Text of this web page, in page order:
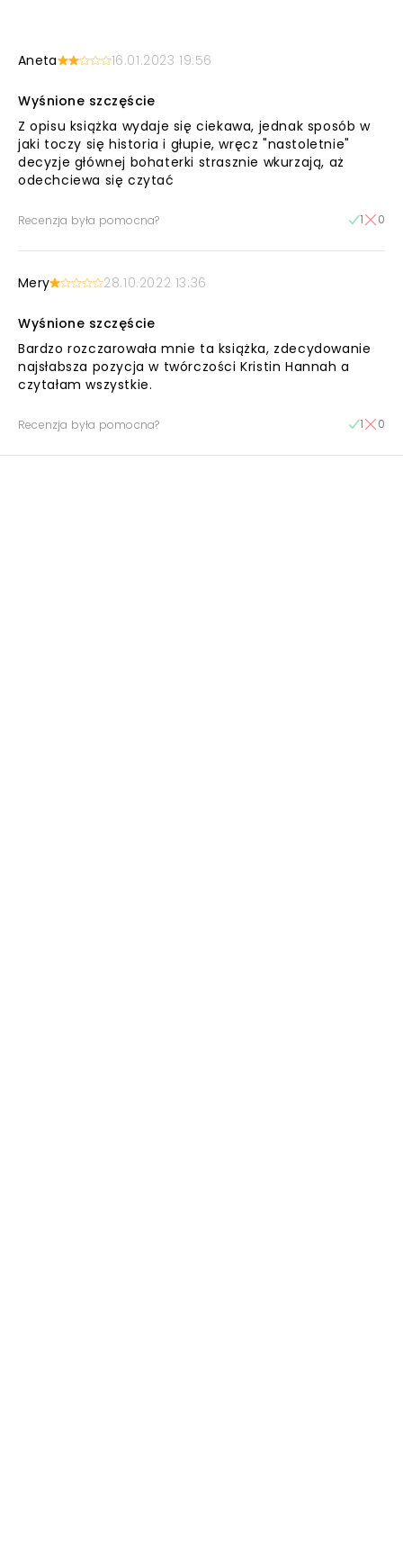
Aneta 16.01.2023 19:56
Wyśnione szczęście
Z opisu książka wydaje się ciekawa, jednak sposób w
jaki toczy się historia i głupie, wręcz "nastoletnie"
decyzje głównej bohaterki strasznie wkurzają, aż
odechciewa się czytać
Recenzja była pomocna? 1 0
Mery 28.10.2022 13:36
Wyśnione szczęście
Bardzo rozczarowała mnie ta książka, zdecydowanie
najsłabsza pozycja w twórczości Kristin Hannah a
czytałam wszystkie.
Recenzja była pomocna? 1 0